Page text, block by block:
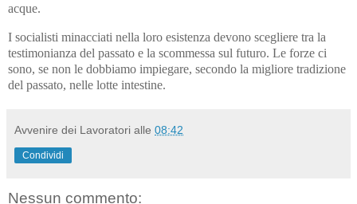
acque.
I socialisti minacciati nella loro esistenza devono scegliere tra la
testimonianza del passato e la scommessa sul futuro. Le forze ci
sono, se non le dobbiamo impiegare, secondo la migliore tradizione
del passato, nelle lotte intestine.
Avvenire dei Lavoratori alle 08:42
Condividi
Nessun commento: